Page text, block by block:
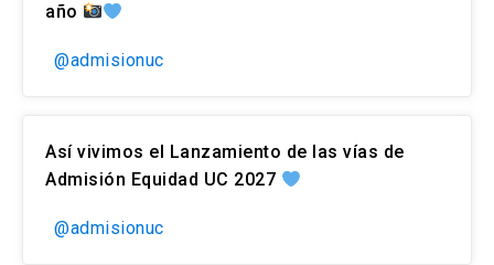
año
@admisionuc
Así vivimos el Lanzamiento de las vías de
Admisión Equidad UC 2027
@admisionuc